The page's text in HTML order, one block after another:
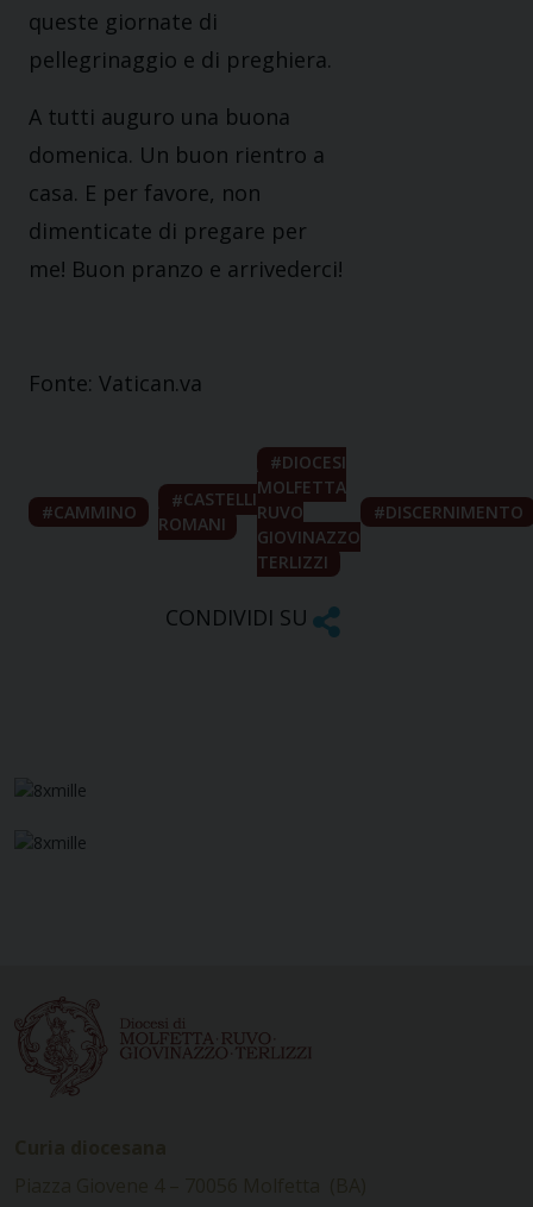
queste giornate di
pellegrinaggio e di preghiera.
A tutti auguro una buona
domenica. Un buon rientro a
casa. E per favore, non
dimenticate di pregare per
me! Buon pranzo e arrivederci!
Fonte: Vatican.va
CAMMINO
CASTELLI
ROMANI
DIOCESI
MOLFETTA
RUVO
GIOVINAZZO
TERLIZZI
DISCERNIMENTO
CONDIVIDI SU